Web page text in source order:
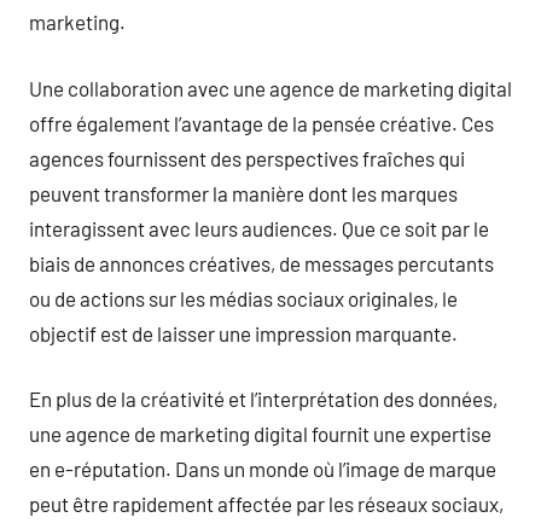
marketing.
Une collaboration avec une agence de marketing digital
offre également l’avantage de la pensée créative. Ces
agences fournissent des perspectives fraîches qui
peuvent transformer la manière dont les marques
interagissent avec leurs audiences. Que ce soit par le
biais de annonces créatives, de messages percutants
ou de actions sur les médias sociaux originales, le
objectif est de laisser une impression marquante.
En plus de la créativité et l’interprétation des données,
une agence de marketing digital fournit une expertise
en e-réputation. Dans un monde où l’image de marque
peut être rapidement affectée par les réseaux sociaux,